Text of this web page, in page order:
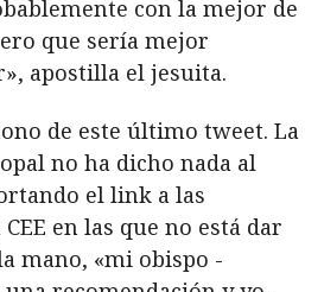
con la mejor de
que sería mejor
apostilla el jesuita.
de este último tweet. La
no ha dicho nada al
el link a las
en las que no está dar
mano, «mi obispo -